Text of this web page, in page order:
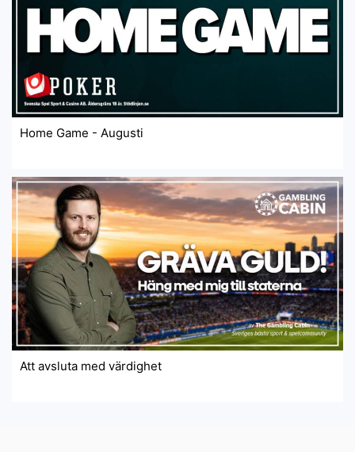
Home Game - Augusti
Att avsluta med värdighet